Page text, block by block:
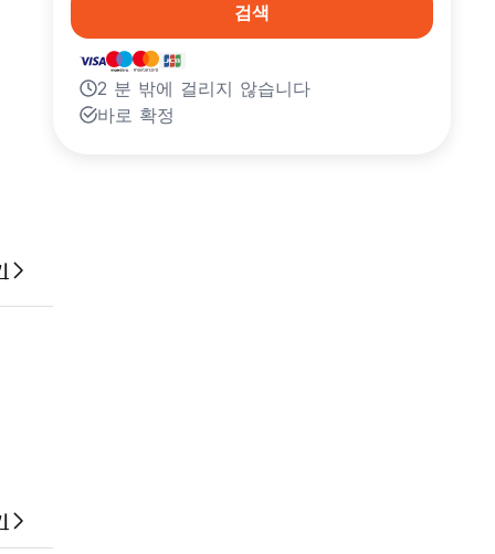
검색
2 분 밖에 걸리지 않습니다
바로 확정